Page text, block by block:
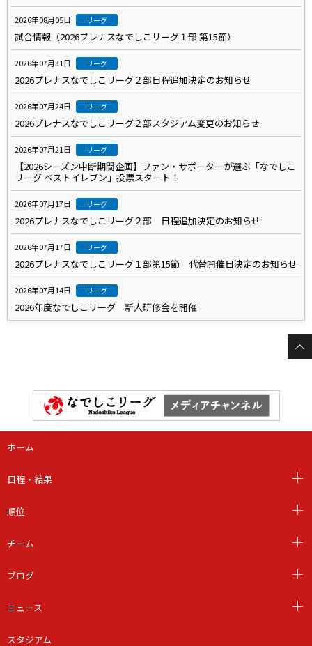
2026年08月05日 リーグ
試合情報（2026プレナスなでしこリーグ１部 第15節）
2026年07月31日 リーグ
2026プレナスなでしこリーグ２部日程追加決定のお知らせ
2026年07月24日 リーグ
2026プレナスなでしこリーグ２部スタジアム変更のお知らせ
2026年07月21日 リーグ
【2026シーズン中断期間企画】ファン・サポーターが選ぶ「なでしこ
リーグ ベストイレブン」投票スタート！
2026年07月17日 リーグ
2026プレナスなでしこリーグ２部 日程追加決定のお知らせ
2026年07月17日 リーグ
2026プレナスなでしこリーグ１部第15節 代替開催日決定のお知らせ
2026年07月14日 リーグ
2026年度なでしこリーグ 新人研修会を開催
ホーム
日程・結果
順位
チーム
ブログ
ニュース
スタジアム